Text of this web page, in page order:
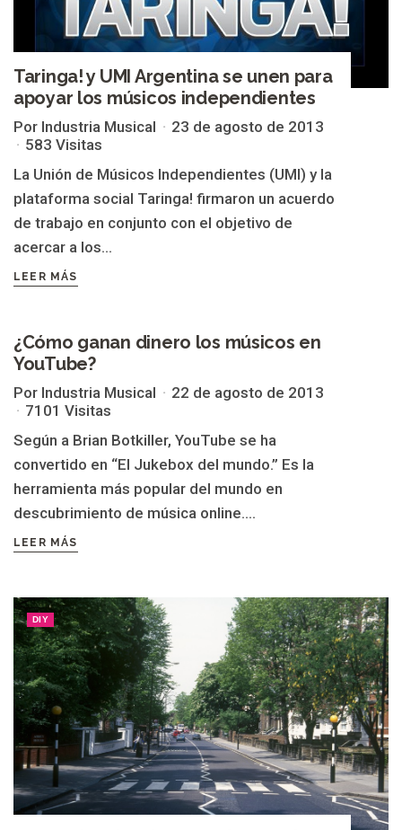
Taringa! y UMI Argentina se unen para
apoyar los músicos independientes
Por Industria Musical
23 de agosto de 2013
583 Visitas
La Unión de Músicos Independientes (UMI) y la
plataforma social Taringa! firmaron un acuerdo
de trabajo en conjunto con el objetivo de
acercar a los...
LEER MÁS
¿Cómo ganan dinero los músicos en
YouTube?
Por Industria Musical
22 de agosto de 2013
7101 Visitas
Según a Brian Botkiller, YouTube se ha
convertido en “El Jukebox del mundo.” Es la
herramienta más popular del mundo en
descubrimiento de música online....
LEER MÁS
DIY